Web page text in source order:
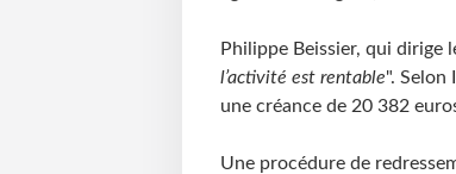
Philippe Beissier, qui dirige
l’activité est rentable". Selon
une créance de 20 382
Une procédure de